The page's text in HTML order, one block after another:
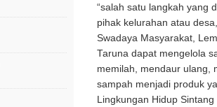
“salah satu langkah yang
pihak kelurahan atau
Swadaya Masyarakat,
Taruna dapat mengelola
memilah, mendaur ulang,
sampah menjadi produk
Lingkungan Hidup Sintang